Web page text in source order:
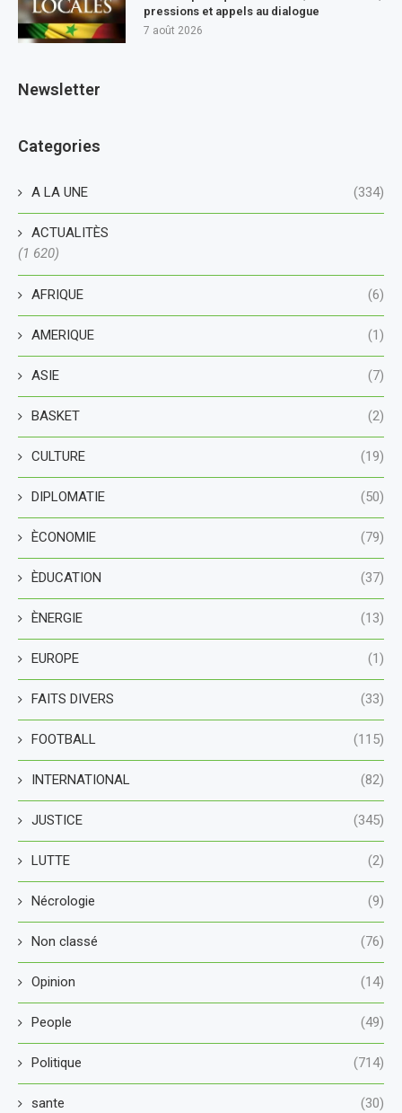
pressions et appels au dialogue
7 août 2026
Newsletter
Categories
A LA UNE (334)
ACTUALITÈS
(1 620)
AFRIQUE (6)
AMERIQUE (1)
ASIE (7)
BASKET (2)
CULTURE (19)
DIPLOMATIE (50)
ÈCONOMIE (79)
ÈDUCATION (37)
ÈNERGIE (13)
EUROPE (1)
FAITS DIVERS (33)
FOOTBALL (115)
INTERNATIONAL (82)
JUSTICE (345)
LUTTE (2)
Nécrologie (9)
Non classé (76)
Opinion (14)
People (49)
Politique (714)
sante (30)